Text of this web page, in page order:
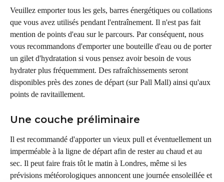
Veuillez emporter tous les gels, barres énergétiques ou collations
que vous avez utilisés pendant l'entraînement. Il n'est pas fait
mention de points d'eau sur le parcours. Par conséquent, nous
vous recommandons d'emporter une bouteille d'eau ou de porter
un gilet d'hydratation si vous pensez avoir besoin de vous
hydrater plus fréquemment. Des rafraîchissements seront
disponibles près des zones de départ (sur Pall Mall) ainsi qu'aux
points de ravitaillement.
Une couche préliminaire
Il est recommandé d'apporter un vieux pull et éventuellement un
imperméable à la ligne de départ afin de rester au chaud et au
sec. Il peut faire frais tôt le matin à Londres, même si les
prévisions météorologiques annoncent une journée ensoleillée et